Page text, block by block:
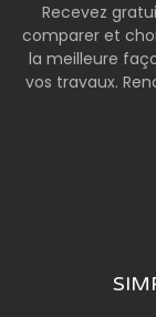
Recevez
comparer et
la meilleure
vos travaux.